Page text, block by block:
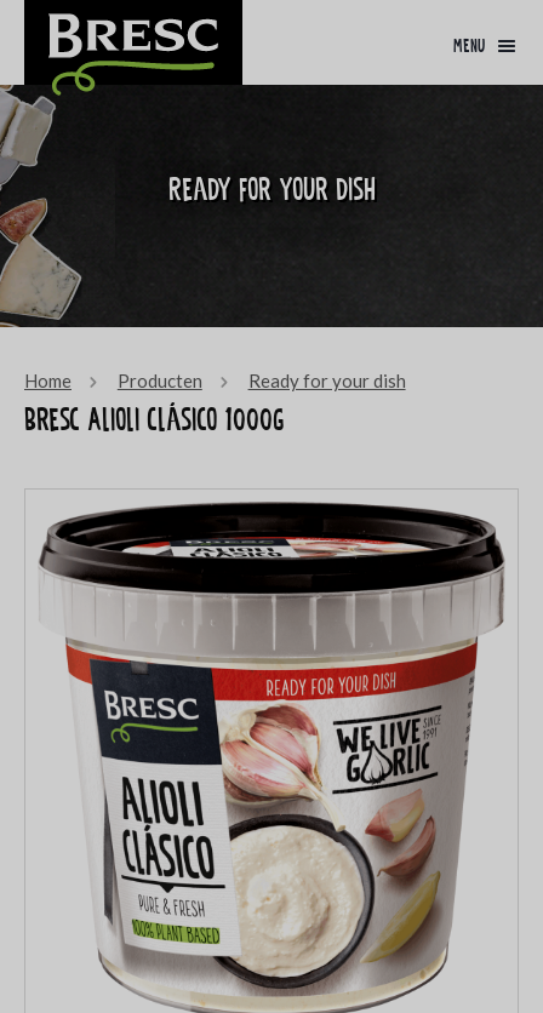
menu
Ready for your dish
Home Producten Ready for your dish
Bresc Alioli Clásico 1000g